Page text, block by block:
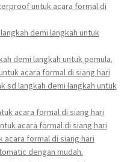
untuk acara formal di
demi langkah untuk
demi langkah untuk pemula.
acara formal di siang hari
sd langkah demi langkah untuk
acara formal di siang hari
acara formal di siang hari
acara formal di siang hari
dengan mudah.